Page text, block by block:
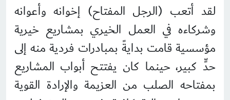
لقد أتعب (الرجل المفتاح) إخوانه وأعوانه
وشركاءه في العمل الخيري بمشاريع خيرية
مؤسسية قامت بدايةً بمبادرات فردية منه إلى
حدٍّ كبير، حينما كان يفتتح أبواب المشاريع
بمفتاحه الصلب من العزيمة والإرادة القوية